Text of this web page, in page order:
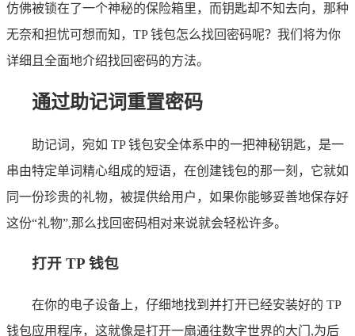
仿佛被锁在了一个神秘的保险箱里，而钥匙却不知去向，那种
无奈和担忧可想而知，TP 钱包怎么找回密码呢？我们将为你
详细且全面地介绍找回密码的方法。
通过助记词重置密码
助记词，宛如 TP 钱包安全体系中的一把神秘钥匙，是一
串由特定单词精心组成的短语，在创建钱包的那一刻，它就如
同一份珍贵的礼物，被提供给用户，如果你能够妥善地保存好
这份“礼物”,那么找回密码相对来说就会轻松许多。
打开 TP 钱包
在你的电子设备上，仔细地找到并打开已经安装好的 TP
钱包应用程序，这就像是打开一扇通往数字世界的大门,为后